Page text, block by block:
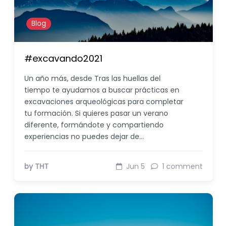
Blog
#excavando2021
Un año más, desde Tras las huellas del
tiempo te ayudamos a buscar prácticas en
excavaciones arqueológicas para completar
tu formación. Si quieres pasar un verano
diferente, formándote y compartiendo
experiencias no puedes dejar de…
by THT Jun 5 1 comment